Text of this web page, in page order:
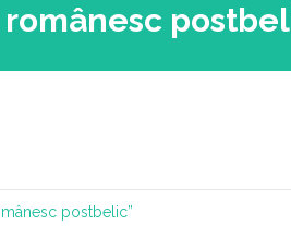
postbelic”